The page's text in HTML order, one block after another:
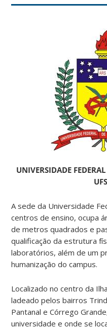
UNIVERSIDADE
A sede da Universidade
centros de ensino, ocupa
de metros quadrados e
qualificação da estrutura
laboratórios, além de um
humanização do campus.
Localizado no centro da
ladeado pelos bairros
Pantanal e Córrego
universidade e onde se